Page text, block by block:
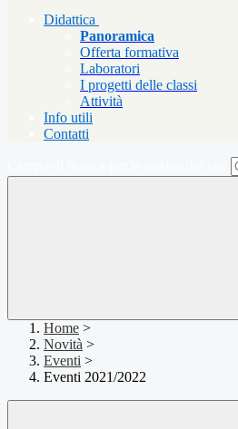
Didattica
Panoramica
Offerta formativa
Laboratori
I progetti delle classi
Attività
Info utili
Contatti
Home >
Novità >
Eventi >
Eventi 2021/2022